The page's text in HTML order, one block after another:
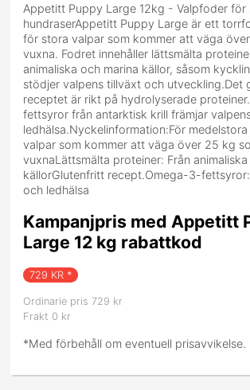
Appetitt Puppy Large 12kg - Valpfoder för
hundraserAppetitt Puppy Large är ett
för stora valpar som kommer att väga
vuxna. Fodret innehåller lättsmälta
animaliska och marina källor, såsom
stödjer valpens tillväxt och utveckling.Det
receptet är rikt på hydrolyserade
fettsyror från antarktisk krill främjar
ledhälsa.Nyckelinformation:För
valpar som kommer att väga över 25 kg
vuxnaLättsmälta proteiner: Från
källorGlutenfritt recept.Omega-3-
och ledhälsa
Kampanjpris med Appetitt
Large 12 kg rabattkod
729 KR *
Ordinarie pris 729 kr
Frakt 0 kr
*Med förbehåll om eventuell prisavvikelse.